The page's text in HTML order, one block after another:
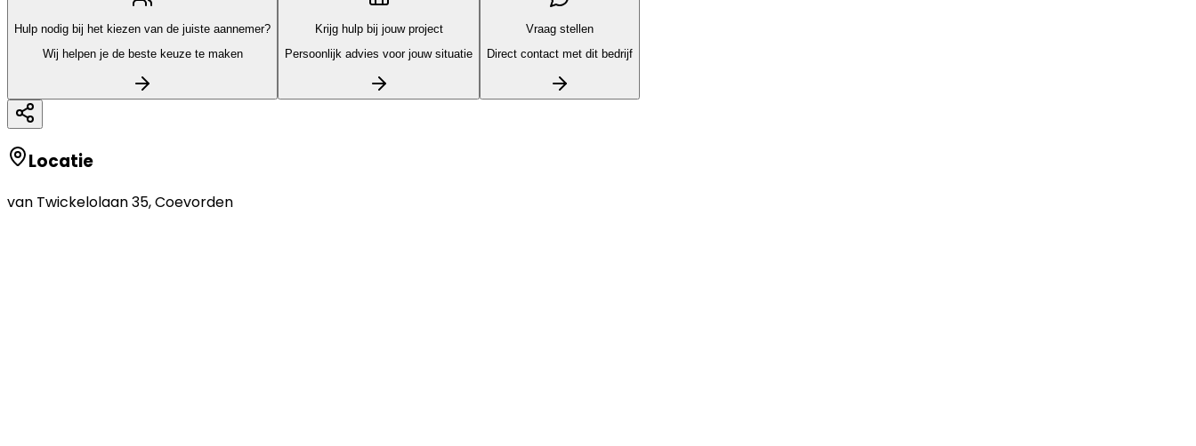
Hulp nodig bij het kiezen van de juiste aannemer?
Wij helpen je de beste keuze te maken
Krijg hulp bij jouw project
Persoonlijk advies voor jouw situatie
Vraag stellen
Direct contact met dit bedrijf
Locatie
van Twickelolaan 35,Coevorden